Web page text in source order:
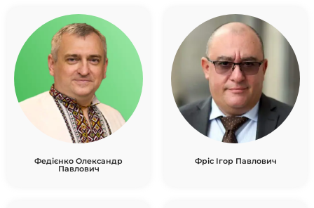
Федієнко Олександр
Павлович
Фріс Ігор Павлович